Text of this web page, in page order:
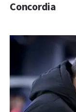
Concordia